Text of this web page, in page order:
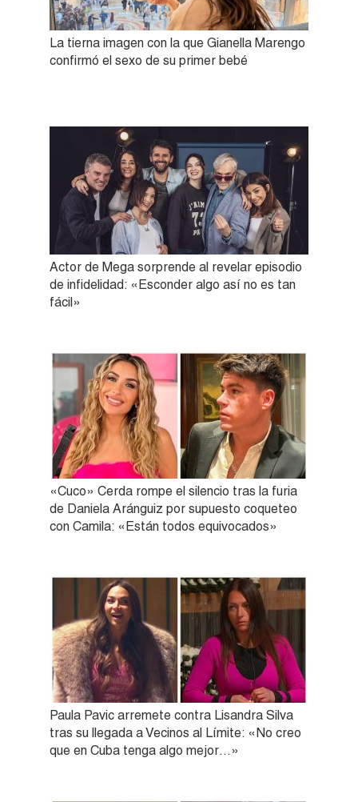
La tierna imagen con la que Gianella Marengo
confirmó el sexo de su primer bebé
Actor de Mega sorprende al revelar episodio
de infidelidad: «Esconder algo así no es tan
fácil»
«Cuco» Cerda rompe el silencio tras la furia
de Daniela Aránguiz por supuesto coqueteo
con Camila: «Están todos equivocados»
Paula Pavic arremete contra Lisandra Silva
tras su llegada a Vecinos al Límite: «No creo
que en Cuba tenga algo mejor…»